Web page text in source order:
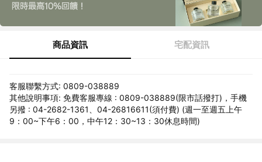
商品資訊 宅配資訊
客服聯繫方式: 0809-038889
其他說明事項: 免費客服專線 : 0809-038889(限市話撥打)，手機
另撥 : 04-2682-1361、04-26816611(須付費) (週一至週五上午
9：00~下午6：00，中午12：30~13：30休息時間)